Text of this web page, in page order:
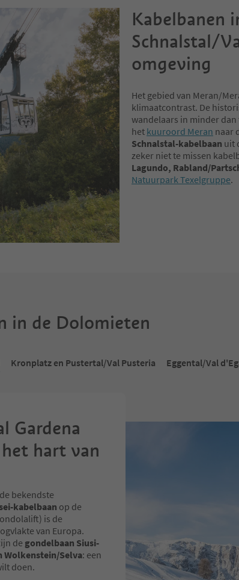
Kabelbanen
Schnalstal/
omgeving
Het gebied van Meran/
klimaatcontrast. De
wandelaars in minder
het kuuroord Meran naar
Schnalstal-kabelbaan uit
zeker niet te missen
Lagundo, Rabland/
Natuurpark Texelgruppe.
in de Dolomieten
Kronplatz en Pustertal/Val Pusteria Eggental/Val
Gardena
hart van
bekendste
kabelbaan op de
is de
van Europa.
de gondelbaan Siusi-
Wolkenstein/Selva: een
doen.